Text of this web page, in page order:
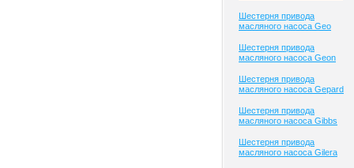
Шестерня привода
масляного насоса Geo
Шестерня привода
масляного насоса Geon
Шестерня привода
масляного насоса Gepard
Шестерня привода
масляного насоса Gibbs
Шестерня привода
масляного насоса Gilera